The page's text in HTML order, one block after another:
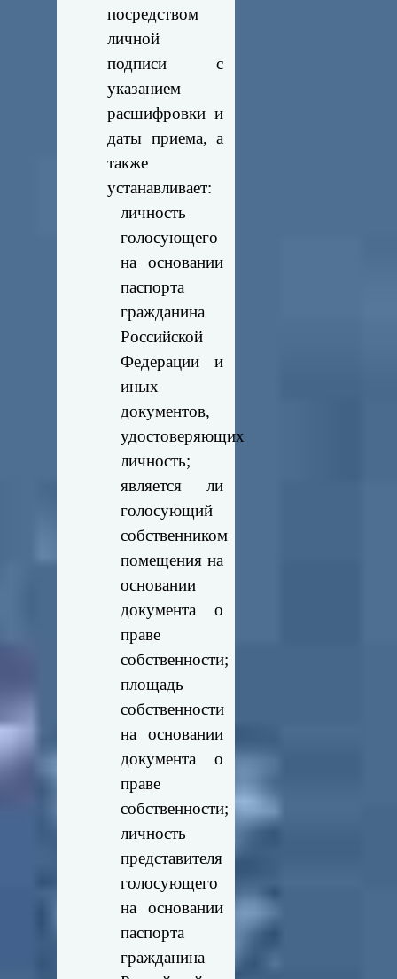
посредством
личной
подписи с
указанием
расшифровки и
даты приема, а
также
устанавливает:
личность
голосующего
на основании
паспорта
гражданина
Российской
Федерации и
иных
документов,
удостоверяющих
личность;
является ли
голосующий
собственником
помещения на
основании
документа о
праве
собственности;
площадь
собственности
на основании
документа о
праве
собственности;
личность
представителя
голосующего
на основании
паспорта
гражданина